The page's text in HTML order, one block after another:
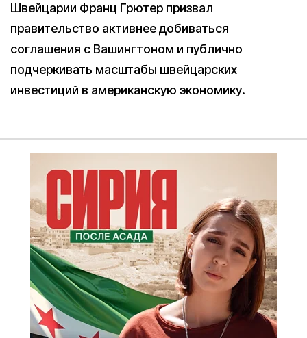
Швейцарии Франц Грютер призвал
правительство активнее добиваться
соглашения с Вашингтоном и публично
подчеркивать масштабы швейцарских
инвестиций в американскую экономику.